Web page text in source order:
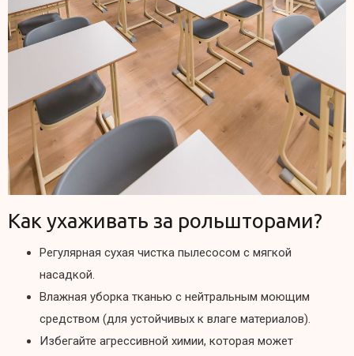
Как ухаживать за рольшторами?
Регулярная сухая чистка пылесосом с мягкой
насадкой.
Влажная уборка тканью с нейтральным моющим
средством (для устойчивых к влаге материалов).
Избегайте агрессивной химии, которая может